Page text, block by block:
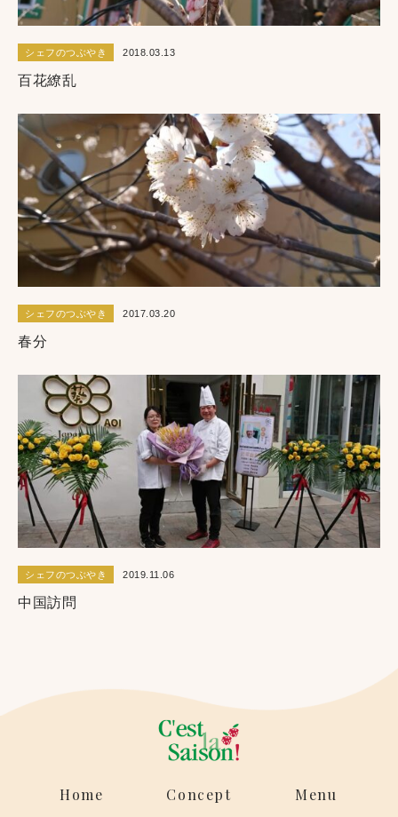
シェフのつぶやき 2018.03.13
百花繚乱
シェフのつぶやき 2017.03.20
春分
シェフのつぶやき 2019.11.06
中国訪問
Home Concept
Menu